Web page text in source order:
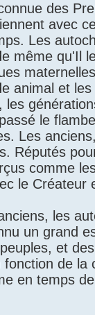
des
avec
Les
même qu'Il
animal et
le
Les
Réputés
comme
le Créateur
les
un grand
et
de
en temps